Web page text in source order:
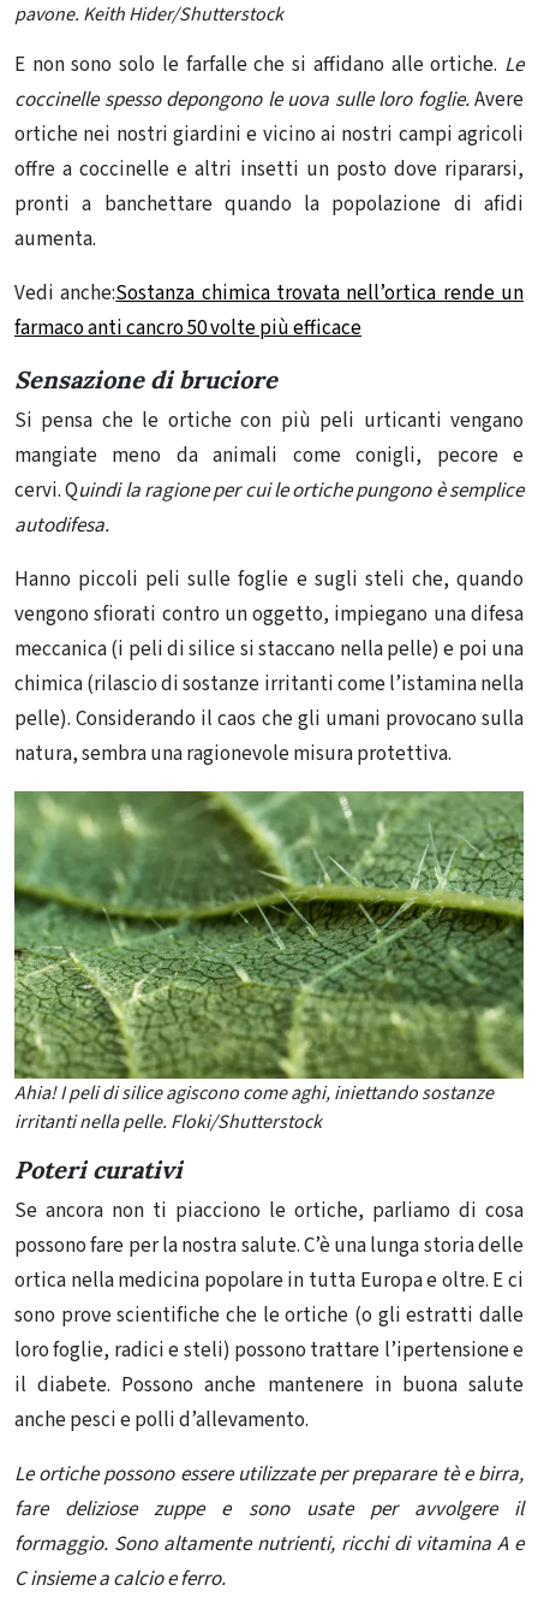
pavone. Keith Hider/Shutterstock
E non sono solo le farfalle che si affidano alle ortiche. Le
coccinelle spesso depongono le uova sulle loro foglie.Avere
ortiche nei nostri giardini e vicino ai nostri campi agricoli
offre acoccinelle e altri insetti un posto dove ripararsi,
pronti a banchettare quando la popolazione di afidi
aumenta.
Vedi anche:Sostanza chimica trovata nell’ortica rende un
farmaco anti cancro 50 volte più efficace
Sensazione di bruciore
Si pensa che le ortiche con più peli urticanti vengano
mangiate meno da animali come conigli, pecore e
cervi. Quindi la ragione per cui le ortiche pungono è semplice
autodifesa.
Hanno piccoli peli sulle foglie e sugli steli che, quando
vengono sfiorati contro un oggetto, impiegano una difesa
meccanica (i peli di silice si staccano nella pelle) e poi una
chimica (rilascio di sostanze irritanti come l’istamina nella
pelle). Considerando il caos che gli umani provocano sulla
natura, sembra unaragionevole misura protettiva.
Ahia! I peli di silice agiscono come aghi, iniettando sostanze
irritanti nella pelle. Floki/Shutterstock
Poteri curativi
Se ancora non ti piacciono le ortiche, parliamo di cosa
possono fare per la nostra salute. C’è una lunga storia delle
ortica nella medicina popolare in tutta Europa e oltre. E ci
sono prove scientifiche che le ortiche (o gli estratti dalle
loro foglie, radici e steli) possono trattare l’ipertensionee
ildiabete. Possono anche mantenere in buona salute
anchepescie polli d’allevamento.
Le ortiche possono essere utilizzate per preparare tè e birra,
fare deliziose zuppe e sono usate per avvolgere il
formaggio. Sono altamente nutrienti, ricchi di vitamina A e
C insieme a calcio e ferro.